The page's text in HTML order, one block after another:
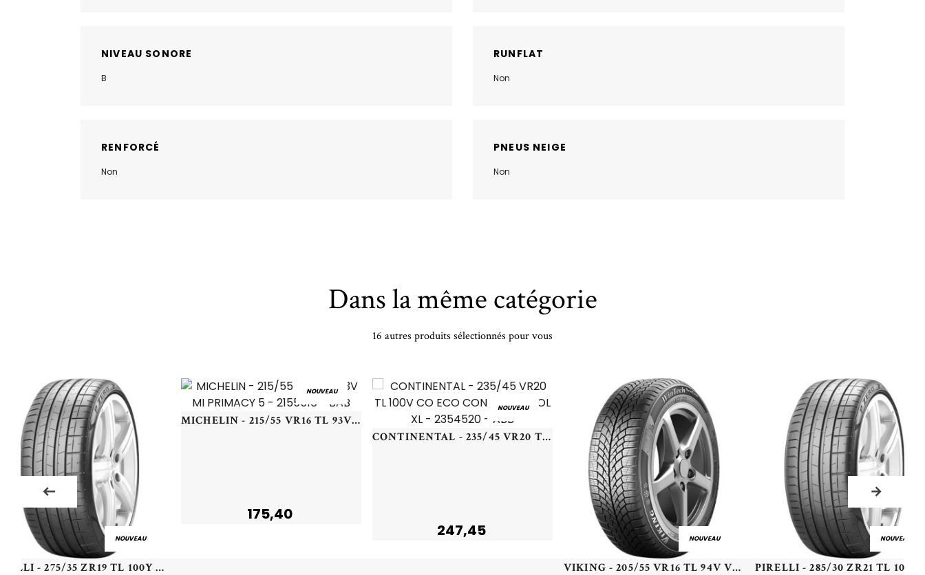
NIVEAU SONORE
B
RUNFLAT
Non
RENFORCÉ
Non
PNEUS NEIGE
Non
Dans la même catégorie
16 autres produits sélectionnés pour vous
NOUVEAU
PIRELLI - 275/35 ZR19 TL 100Y PI P-ZERO (MO) XL PZ4 - 2753519 - DBA
NOUVEAU
MICHELIN - 215/55 VR16 TL 93V MI PRIMACY 5 - 2155516 - BAB
175,40
NOUVEAU
CONTINENTAL - 235/45 VR20 TL 100V CO ECO CONTACT 6 VOL XL - 2354520 - ABB
247,45 NOUVEAU
VIKING - 205/55 VR16 TL 94V VIK WINTECH NG XL - 2055516 - BCB
NOUVEAU